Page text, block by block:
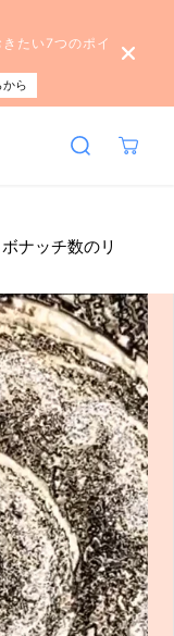
たい7つのポイ
ら
ナッチ数のリ